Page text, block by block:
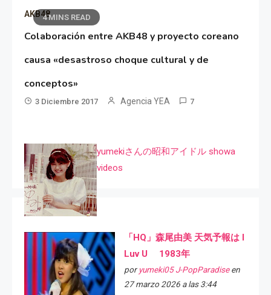
4 MINS READ
AKB48
Colaboración entre AKB48 y proyecto coreano
causa «desastroso choque cultural y de
conceptos»
3 Diciembre 2017 Agencia YEA 7
yumekiさんの昭和アイドル showa
videos
「HQ」森尾由美 天気予報は I
Luv U 1983年
por yumeki05 J-PopParadiseen
27 marzo 2026 a las 3:44